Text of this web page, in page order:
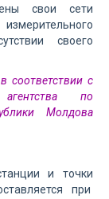
свои сети
своего
соответствии с
агентства по
Молдова
и точки
при